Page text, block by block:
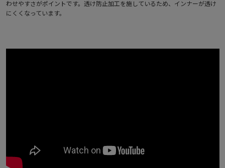
わせやすさがポイントです。透け防止加工を施しているため、インナーが透け
にくくなっています。